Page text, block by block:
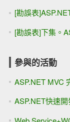
[勘誤表
[勘誤表]下集。
參與的活動
ASP.NET MVC
ASP.NET快速